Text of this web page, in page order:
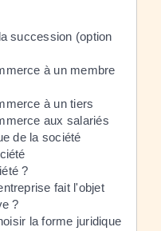
succession (option
à un membre
à un tiers
aux salariés
de la société
?
fait l'objet
?
la forme juridique